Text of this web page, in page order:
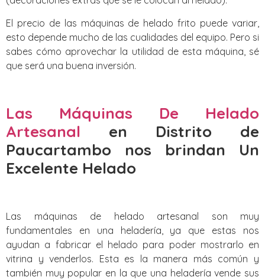
El precio de las máquinas de helado frito puede variar,
esto depende mucho de las cualidades del equipo. Pero si
sabes cómo aprovechar la utilidad de esta máquina, sé
que será una buena inversión.
Las Máquinas De Helado
Artesanal en Distrito de
Paucartambo‎ nos brindan Un
Excelente Helado
Las máquinas de helado artesanal son muy
fundamentales en una heladería, ya que estas nos
ayudan a fabricar el helado para poder mostrarlo en
vitrina y venderlos. Esta es la manera más común y
también muy popular en la que una heladería vende sus